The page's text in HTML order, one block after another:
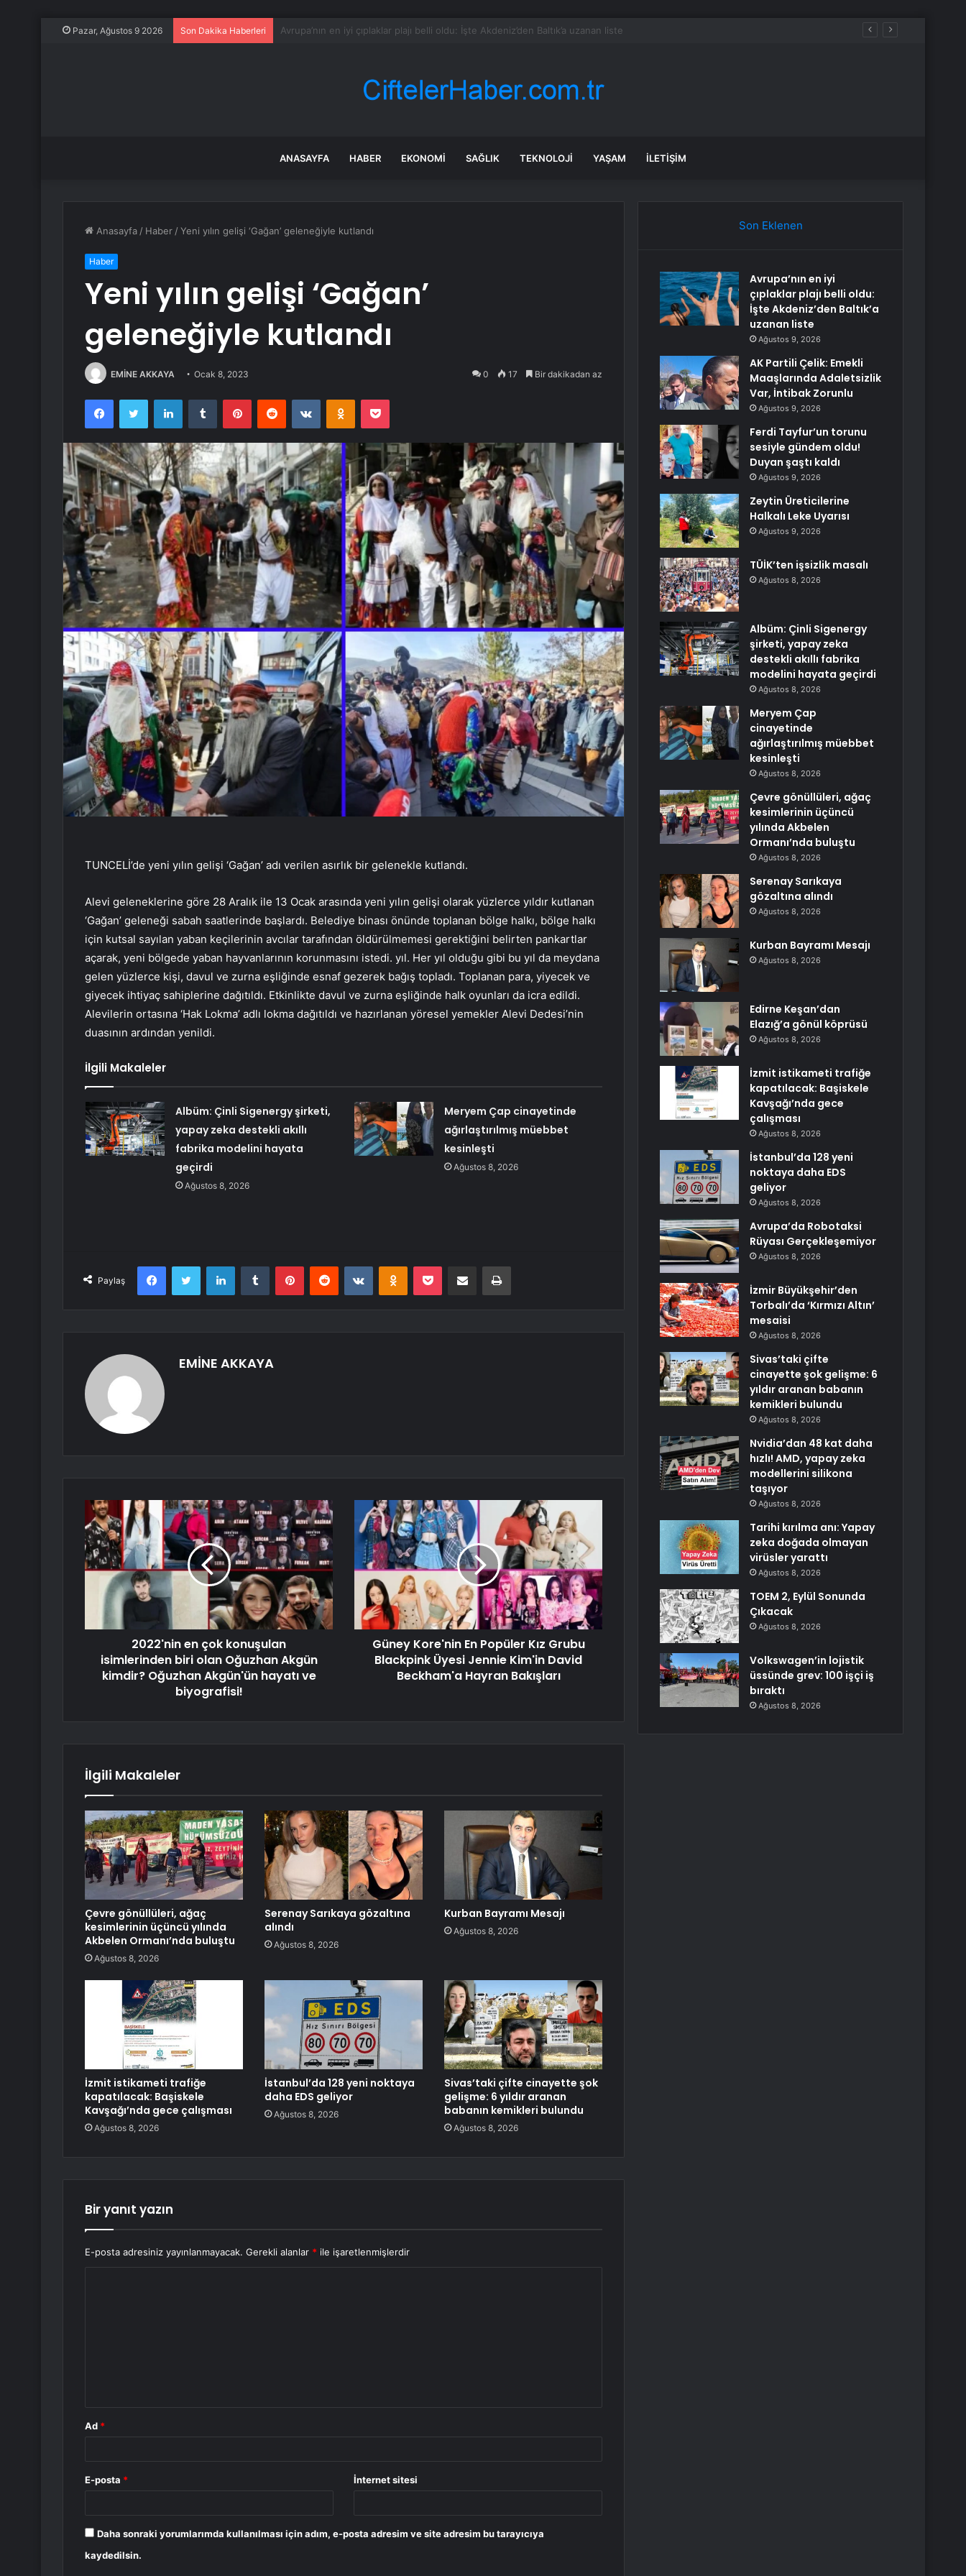
Pazar, Ağustos 9 2026 Son Dakika Haberleri AK Partili Çelik: Emekli Maaşlarında Adaletsizlik Var, İntibak Zorunlu
ANASAYFA HABER EKONOMI SAĞLIK TEKNOLOJI YAŞAM İLETIŞIM
Anasayfa / Haber /Yeni yılın gelişi ‘Gağan’ geleneğiyle kutlandı
Haber
Yeni yılın gelişi ‘Gağan’
geleneğiyle kutlandı
EMİNE AKKAYA Ocak 8, 2023 0 17 Bir dakikadan az
FacebookTwitter LinkedInTumblr PinterestReddit VKontakteOdnoklassniki
Pocket
TUNCELİ’de yeni yılın gelişi ‘Gağan’ adı verilen asırlık bir gelenekle kutlandı.
Alevi geleneklerine göre 28 Aralık ile 13 Ocak arasında yeni yılın gelişi olarak yüzlerce yıldır kutlanan
‘Gağan’ geleneği sabah saatlerinde başlardı. Belediye binası önünde toplanan bölge halkı, bölge halkı
için kutsal sayılan yaban keçilerinin avcılar tarafından öldürülmemesi gerektiğini belirten pankartlar
açarak, yeni bölgede yaban hayvanlarının korunmasını istedi. yıl. Her yıl olduğu gibi bu yıl da meydana
gelen yüzlerce kişi, davul ve zurna eşliğinde esnaf gezerek bağış topladı. Toplanan para, yiyecek ve
giyecek ihtiyaç sahiplerine dağıtıldı. Etkinlikte davul ve zurna eşliğinde halk oyunları da icra edildi.
Alevilerin ortasına ‘Hak Lokma’ adlı lokma dağıtıldı ve hazırlanan yöresel yemekler Alevi Dedesi’nin
duasının ardından yenildi.
İlgili Makaleler
Albüm: Çinli Sigenergy şirketi,
yapay zeka destekli akıllı
fabrika modelini hayata
geçirdi
Ağustos 8, 2026
Meryem Çap cinayetinde
ağırlaştırılmış müebbet
kesinleşti
Ağustos 8, 2026
Paylaş
FacebookTwitter LinkedInTumblr PinterestReddit VKontakteOdnoklassniki
Pocket E-Posta ile paylaş Yazdır
EMİNE AKKAYA
2022'nin en çok konuşulan
isimlerinden biri olan Oğuzhan Akgün
kimdir? Oğuzhan Akgün'ün hayatı ve
biyografisi!
Güney Kore'nin En Popüler Kız Grubu
Blackpink Üyesi Jennie Kim'in David
Beckham'a Hayran Bakışları
İlgili Makaleler
Çevre gönüllüleri, ağaç
kesimlerinin üçüncü yılında
Akbelen Ormanı’nda buluştu
Ağustos 8, 2026
Serenay Sarıkaya gözaltına
alındı
Ağustos 8, 2026
Kurban Bayramı Mesajı
Ağustos 8, 2026
İzmit istikameti trafiğe
kapatılacak: Başiskele
Kavşağı’nda gece çalışması
Ağustos 8, 2026
İstanbul’da 128 yeni noktaya
daha EDS geliyor
Ağustos 8, 2026
Sivas’taki çifte cinayette şok
gelişme: 6 yıldır aranan
babanın kemikleri bulundu
Ağustos 8, 2026
Bir yanıt yazın
E-posta adresiniz yayınlanmayacak. Gerekli alanlar * ile işaretlenmişlerdir
Ad *
E-posta * İnternet sitesi
Daha sonraki yorumlarımda kullanılması için adım, e-posta adresim ve site adresim bu tarayıcıya
kaydedilsin.
Son Eklenen
Avrupa’nın en iyi
çıplaklar plajı belli oldu:
İşte Akdeniz’den Baltık’a
uzanan liste
Ağustos 9, 2026
AK Partili Çelik: Emekli
Maaşlarında Adaletsizlik
Var, İntibak Zorunlu
Ağustos 9, 2026
Ferdi Tayfur’un torunu
sesiyle gündem oldu!
Duyan şaştı kaldı
Ağustos 9, 2026
Zeytin Üreticilerine
Halkalı Leke Uyarısı
Ağustos 9, 2026
TÜİK’ten işsizlik masalı
Ağustos 8, 2026
Albüm: Çinli Sigenergy
şirketi, yapay zeka
destekli akıllı fabrika
modelini hayata geçirdi
Ağustos 8, 2026
Meryem Çap
cinayetinde
ağırlaştırılmış müebbet
kesinleşti
Ağustos 8, 2026
Çevre gönüllüleri, ağaç
kesimlerinin üçüncü
yılında Akbelen
Ormanı’nda buluştu
Ağustos 8, 2026
Serenay Sarıkaya
gözaltına alındı
Ağustos 8, 2026
Kurban Bayramı Mesajı
Ağustos 8, 2026
Edirne Keşan’dan
Elazığ’a gönül köprüsü
Ağustos 8, 2026
İzmit istikameti trafiğe
kapatılacak: Başiskele
Kavşağı’nda gece
çalışması
Ağustos 8, 2026
İstanbul’da 128 yeni
noktaya daha EDS
geliyor
Ağustos 8, 2026
Avrupa’da Robotaksi
Rüyası Gerçekleşemiyor
Ağustos 8, 2026
İzmir Büyükşehir’den
Torbalı’da ‘Kırmızı Altın’
mesaisi
Ağustos 8, 2026
Sivas’taki çifte
cinayette şok gelişme: 6
yıldır aranan babanın
kemikleri bulundu
Ağustos 8, 2026
Nvidia’dan 48 kat daha
hızlı! AMD, yapay zeka
modellerini silikona
taşıyor
Ağustos 8, 2026
Tarihi kırılma anı: Yapay
zeka doğada olmayan
virüsler yarattı
Ağustos 8, 2026
TOEM 2, Eylül Sonunda
Çıkacak
Ağustos 8, 2026
Volkswagen’in lojistik
üssünde grev: 100 işçi iş
bıraktı
Ağustos 8, 2026